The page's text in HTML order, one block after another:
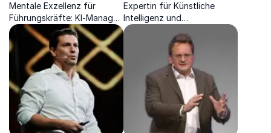
Mentale Exzellenz für
Führungskräfte: KI-Manager,
Gedächtnistrainer, Keynote
Speaker und dreifacher
Weltrekordhalter
Expertin für Künstliche
Intelligenz und
Digitalisierung, bietet
tiefgreifende Einblicke und
innovative Strategien für
Unternehmen.